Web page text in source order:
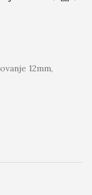
12mm,